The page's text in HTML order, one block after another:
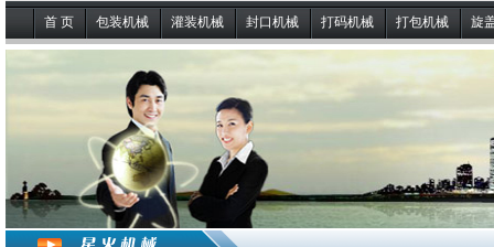
首 页 包装机械 灌装机械 封口机械 打码机械 打包机械 旋